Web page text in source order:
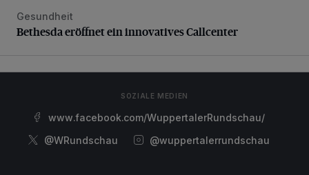
Bethesda eröffnet ein innovatives Callcenter
Gesundheit
Bethesda eröffnet ein innovatives Callcenter
SOZIALE MEDIEN
www.facebook.com/WuppertalerRundschau/
@WRundschau
@wuppertalerrundschau